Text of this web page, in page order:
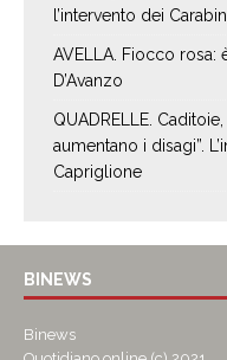
l’intervento dei
AVELLA. Fiocco rosa:
D’Avanzo
QUADRELLE.
aumentano i disagi”.
Capriglione
BINEWS
Binews